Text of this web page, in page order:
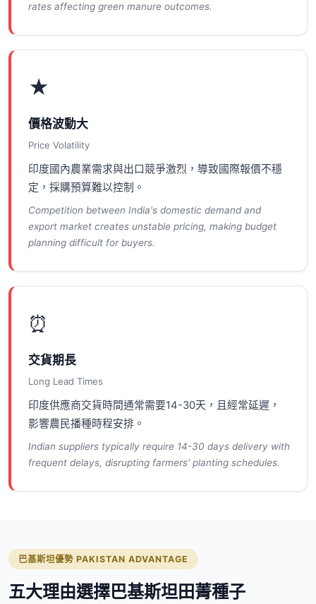
rates affecting green manure outcomes.
★
價格波動大
Price Volatility
印度國內農業需求與出口競爭激烈，導致國際報價不穩
定，採購預算難以控制。
Competition between India's domestic demand and
export market creates unstable pricing, making budget
planning difficult for buyers.
⏰
交貨期長
Long Lead Times
印度供應商交貨時間通常需要14-30天，且經常延遲，
影響農民播種時程安排。
Indian suppliers typically require 14-30 days delivery with
frequent delays, disrupting farmers' planting schedules.
巴基斯坦優勢 PAKISTAN ADVANTAGE
五大理由選擇巴基斯坦田菁種子